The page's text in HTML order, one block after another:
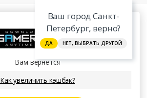
Ваш город Санкт-
Петербург, верно?
ДА НЕТ, ВЫБРАТЬ ДРУГОЙ
Вам вернется
Как увеличить кэшбэк?